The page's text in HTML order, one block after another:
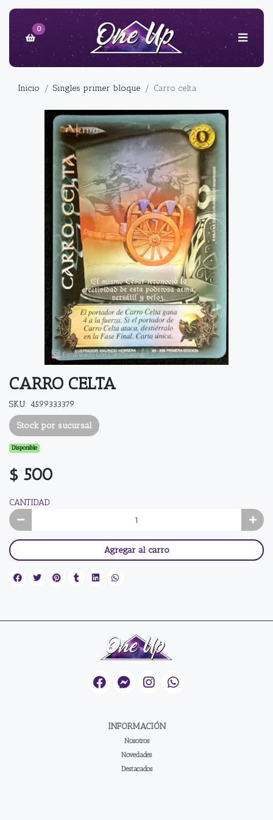
0
Inicio Singles primer bloque Carro celta
CARRO CELTA
SKU: 4599333379
Stock por sucursal
Disponible
$ 500
CANTIDAD
Agregar al carro
INFORMACIÓN
Nosotros
Novedades
Destacados